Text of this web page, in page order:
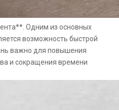
Одним из основных
возможность быстрой
важно для повышения
и сокращения времени